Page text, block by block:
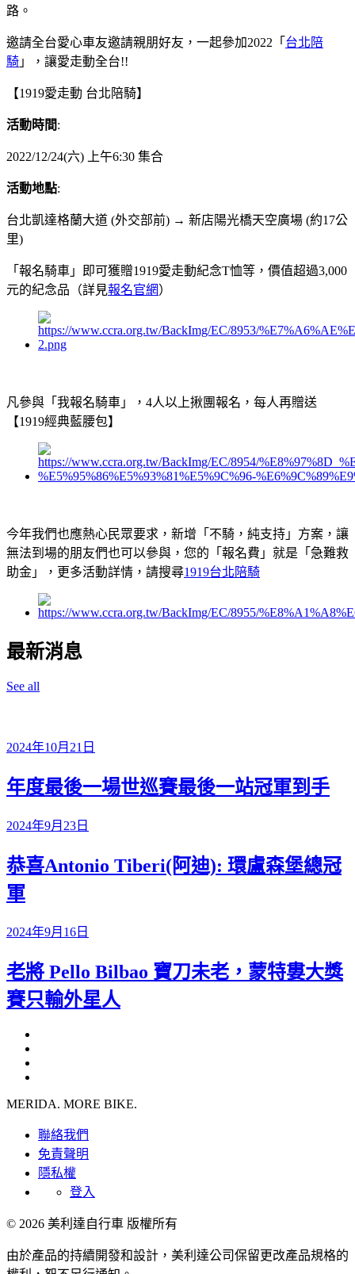
路。
邀請全台愛心車友邀請親朋好友，一起參加2022「 台北陪
騎 」，讓愛走動全台!!
【1919愛走動 台北陪騎】
活動時間:
2022/12/24(六) 上午6:30 集合​
活動地點:
台北凱達格蘭大道 (外交部前)​ → 新店陽光橋天空廣場 (約17公
里)
「報名騎車」即可獲贈1919愛走動紀念T恤等，價值超過3,000
元的紀念品（詳見報名官網）
凡參與「我報名騎車」，4人以上揪團報名，每人再贈送
【1919經典藍腰包】
今年我們也應熱心民眾要求，新增「不騎，純支持」方案，讓
無法到場的朋友們也可以參與，您的「報名費」就是「急難救
助金」，更多活動詳情，請搜尋1919台北陪騎
最新消息
See all
2024年10月21日
年度最後一場世巡賽最後一站冠軍到手
2024年9月23日
恭喜Antonio Tiberi(阿迪): 環盧森堡總冠
軍
2024年9月16日
老將 Pello Bilbao 寶刀未老，蒙特婁大獎
賽只輸外星人
MERIDA. MORE BIKE.
聯絡我們
免責聲明
隱私權
登入
© 2026 美利達自行車 版權所有
由於產品的持續開發和設計，美利達公司保留更改產品規格的